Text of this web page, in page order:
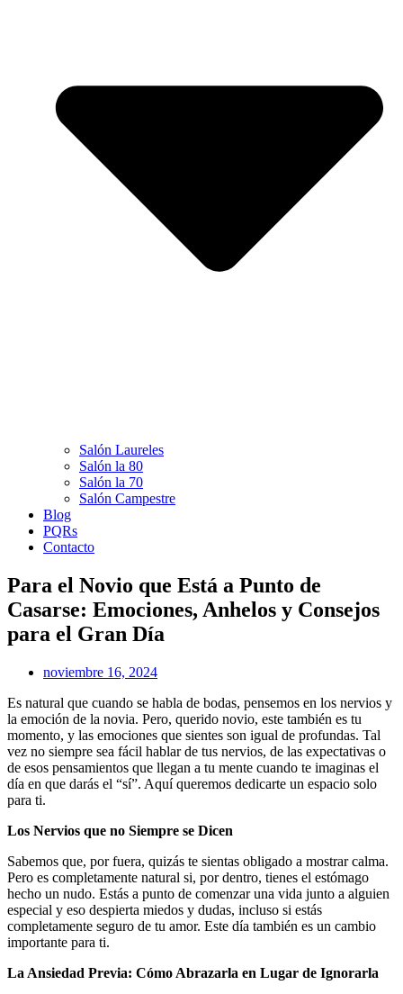
Salón Laureles
Salón la 80
Salón la 70
Salón Campestre
Blog
PQRs
Contacto
Para el Novio que Está a Punto de
Casarse: Emociones, Anhelos y Consejos
para el Gran Día
noviembre 16, 2024
Es natural que cuando se habla de bodas, pensemos en los nervios y
la emoción de la novia. Pero, querido novio, este también es tu
momento, y las emociones que sientes son igual de profundas. Tal
vez no siempre sea fácil hablar de tus nervios, de las expectativas o
de esos pensamientos que llegan a tu mente cuando te imaginas el
día en que darás el “sí”. Aquí queremos dedicarte un espacio solo
para ti.
Los Nervios que no Siempre se Dicen
Sabemos que, por fuera, quizás te sientas obligado a mostrar calma.
Pero es completamente natural si, por dentro, tienes el estómago
hecho un nudo. Estás a punto de comenzar una vida junto a alguien
especial y eso despierta miedos y dudas, incluso si estás
completamente seguro de tu amor. Este día también es un cambio
importante para ti.
La Ansiedad Previa: Cómo Abrazarla en Lugar de Ignorarla